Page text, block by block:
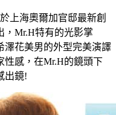
上海奧爾加官邸最新創
，Mr.H特有的光影掌
澤花美男的外型完美演譯
性感，在Mr.H的鏡頭下
出鏡!